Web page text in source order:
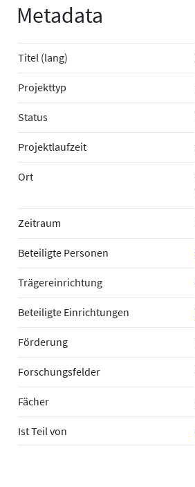
Metadata
Titel (lang)
Projekttyp
Status
Projektlaufzeit
Ort
Zeitraum
Beteiligte Personen
Trägereinrichtung
Beteiligte Einrichtungen
Förderung
Forschungsfelder
Fächer
Ist Teil von